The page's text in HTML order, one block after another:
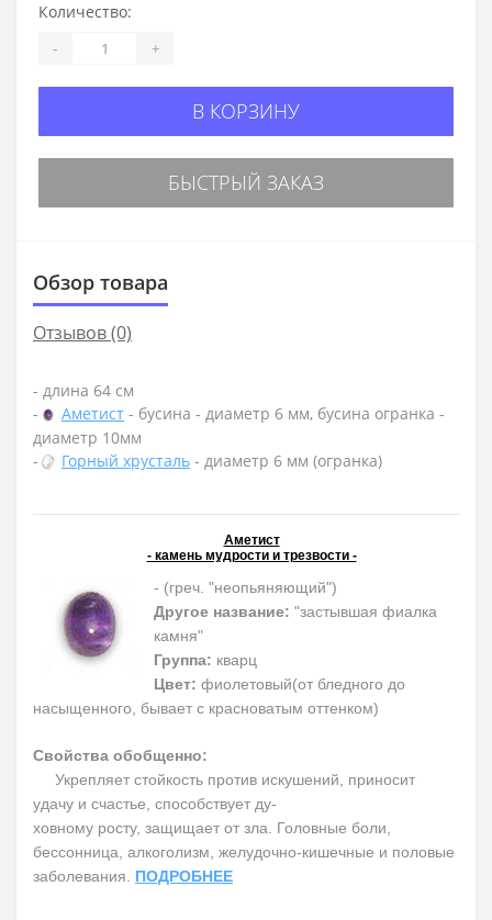
Количество:
- +
В КОРЗИНУ
БЫСТРЫЙ ЗАКАЗ
Обзор товара
Отзывов (0)
- длина 64 см
-
Аметист - бусина - диаметр 6 мм, бусина огранка -
диаметр 10мм
-
Горный хрусталь - диаметр 6 мм (огранка)
Аметист
- камень мудрости и трезвости -
- (греч. "неопьяняющий")
Другое название: "застывшая фиалка
камня"
Группа: кварц
Цвет: фиолетовый(от бледного до
насыщенного, бывает с красноватым оттенком)
Свойства обобщенно:
Укрепляет стойкость против искушений, приносит
удачу и счастье, способствует ду-
ховному росту, защищает от зла. Головные боли,
бессонница, алкоголизм, желудочно-кишечные и половые
заболевания. ПОДРОБНЕЕ